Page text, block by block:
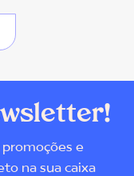
promoções e
na sua caixa